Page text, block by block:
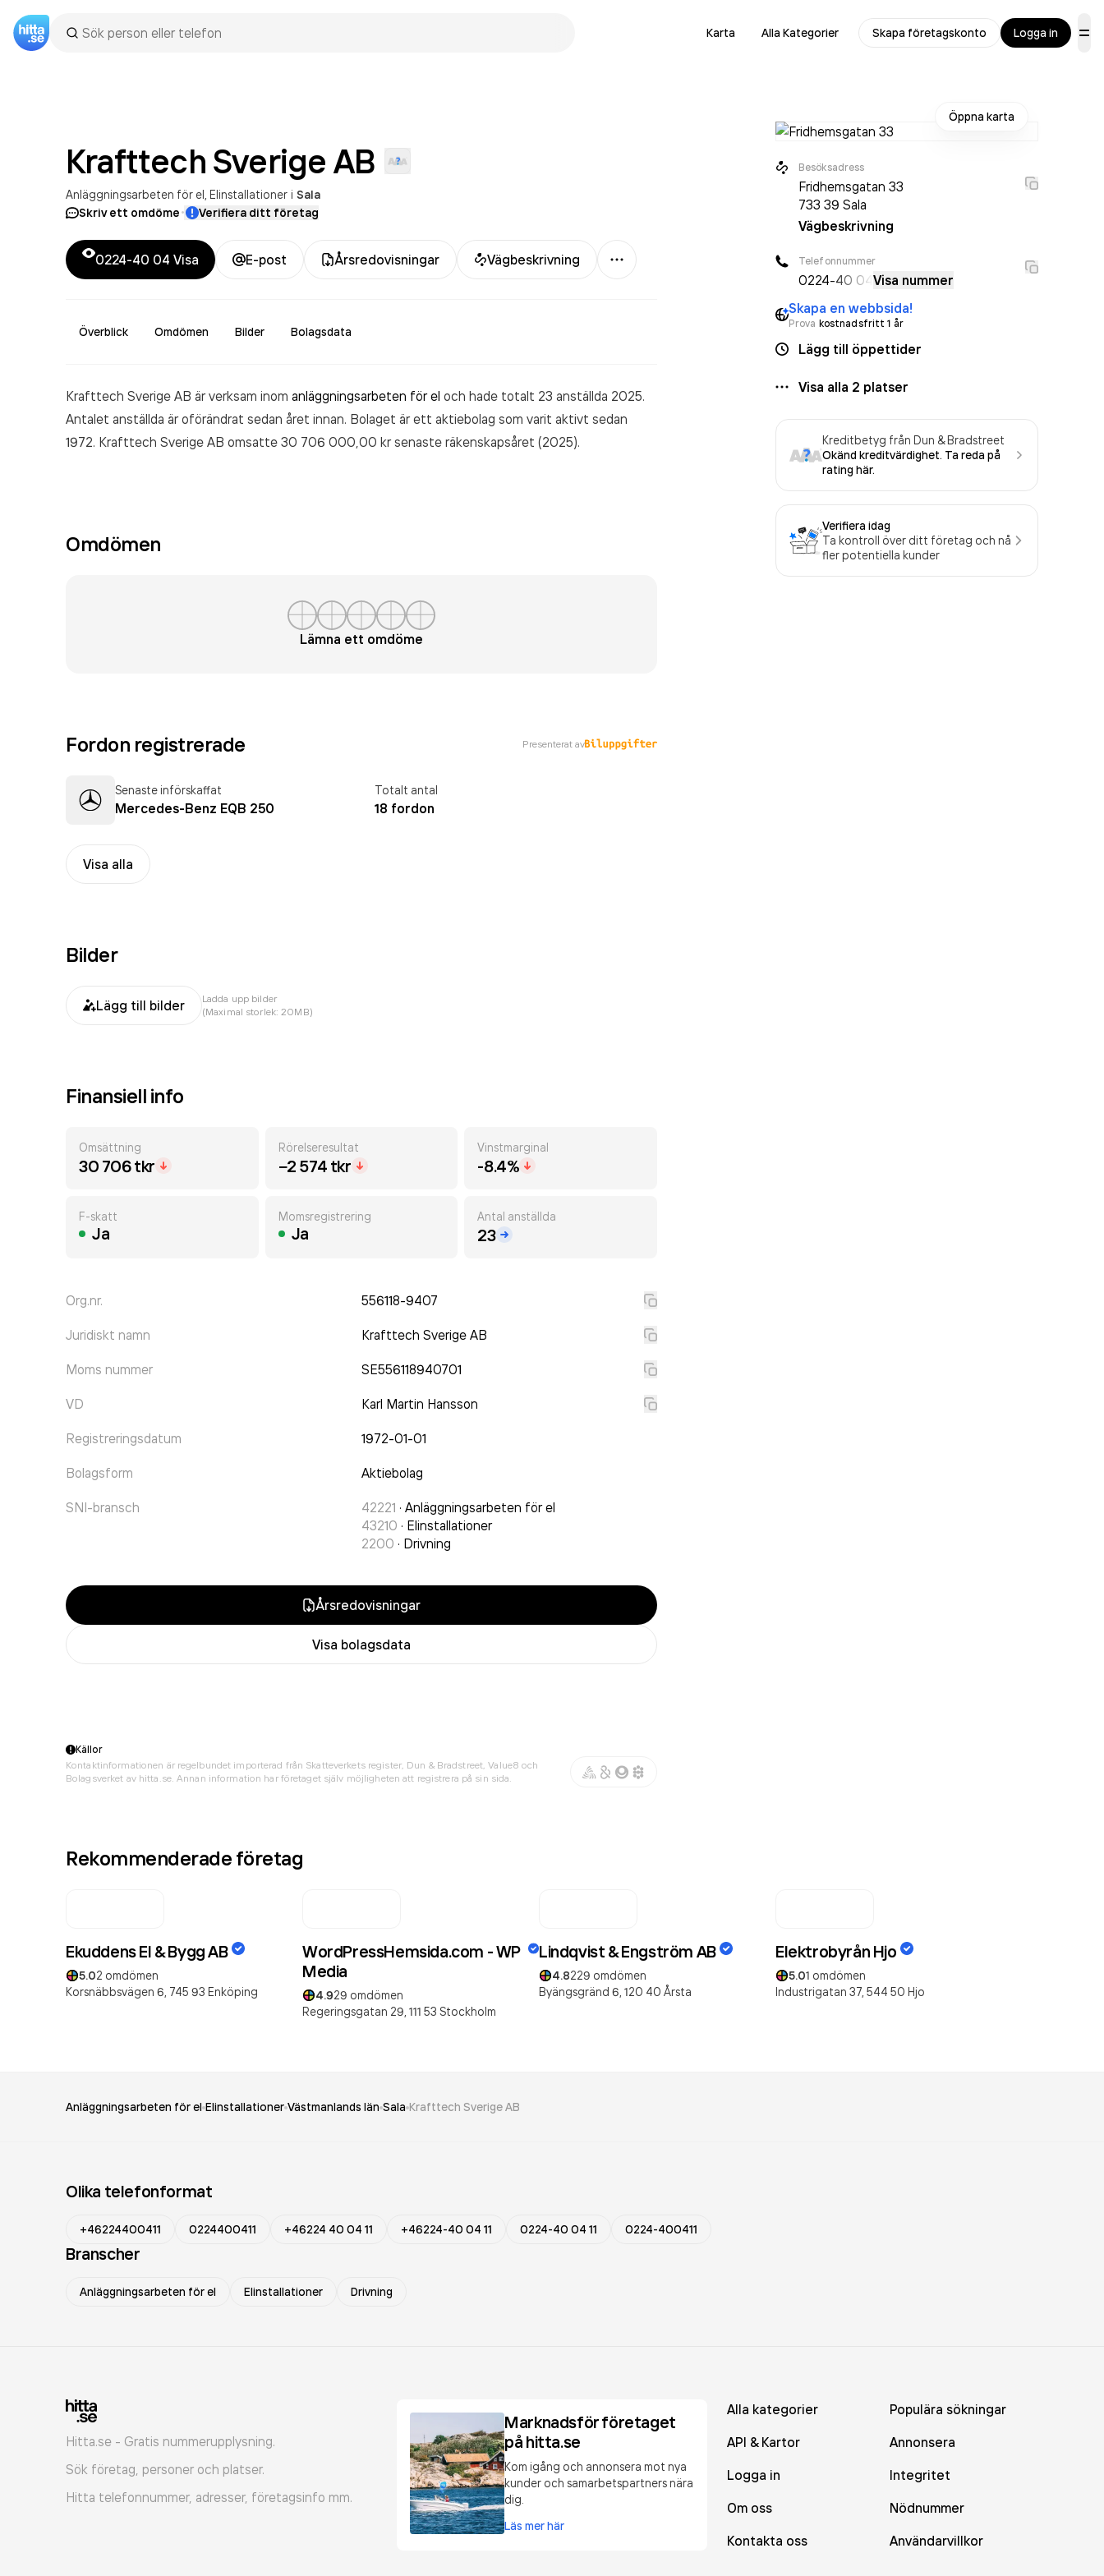
Karta Alla Kategorier Skapa företagskonto Logga in
Krafttech Sverige AB
Anläggningsarbeten för el Elinstallationer i Sala
Skriv ett omdöme· Verifiera ditt företag
0224-40 04 Visa E-post Årsredovisningar Vägbeskrivning
Mer
Överblick Omdömen Bilder Bolagsdata
Krafttech Sverige AB är verksam inom anläggningsarbeten för el och hade totalt 23 anställda 2025.
Antalet anställda är oförändrat sedan året innan. Bolaget är ett aktiebolag som varit aktivt sedan
1972. Krafttech Sverige AB omsatte 30 706 000,00 krsenaste räkenskapsåret (2025).
Omdömen
Lämna ett omdöme
Fordon registrerade Presenterat av
Senaste införskaffat
Mercedes-Benz EQB 250
Totalt antal
18 fordon
Visa alla
Bilder
Lägg till bilder
Ladda upp bilder
(Maximal storlek: 20MB)
Finansiell info
Omsättning
30 706 tkr
Rörelseresultat
−2 574 tkr
Vinstmarginal
-8.4%
F-skatt
Ja
Momsregistrering
Ja
Antal anställda
23
Org.nr. 556118-9407
Juridiskt namn Krafttech Sverige AB
Moms nummer SE556118940701
VD Karl Martin Hansson
Registreringsdatum 1972-01-01
Bolagsform Aktiebolag
SNI-bransch 42221 · Anläggningsarbeten för el
43210 · Elinstallationer
2200 · Drivning
Årsredovisningar
Visa bolagsdata
Öppna karta
Besöksadress
Fridhemsgatan 33
733 39 Sala
Vägbeskrivning
Telefonnummer
0224-40 04 Visa nummer
Skapa en webbsida!
Prova kostnadsfritt 1 år
Lägg till öppettider
Visa alla 2 platser
Kreditbetyg från Dun & Bradstreet
Okänd kreditvärdighet. Ta reda på
rating här.
Verifiera idag
Ta kontroll över ditt företag och nå
fler potentiella kunder
Källor
Kontaktinformationen är regelbundet importerad från Skatteverkets register, Dun & Bradstreet, Value8 och
Bolagsverket av hitta.se. Annan information har företaget själv möjligheten att registrera på sin sida.
Rekommenderade företag
Ekuddens El & Bygg AB
5.02 omdömen
Korsnäbbsvägen 6, 745 93 Enköping
WordPressHemsida.com​ - WP
Media
4.929 omdömen
Regeringsgatan 29, 111 53 Stockholm
Lindqvist & Engström AB
4.8229 omdömen
Byängsgränd 6, 120 40 Årsta
Elektrobyrån Hjo
5.01 omdömen
Industrigatan 37, 544 50 Hjo
Anläggningsarbeten för el Elinstallationer Västmanlands län Sala Krafttech Sverige AB
Olika telefonformat
+46224400411 0224400411 +46224 40 04 11 +46224-40 04 11 0224-40 04 11 0224-400411
Branscher
Anläggningsarbeten för el Elinstallationer Drivning
Hitta.se - Gratis nummerupplysning.
Sök företag, personer och platser.
Hitta telefonnummer, adresser, företagsinfo mm.
Marknadsför företaget
på hitta.se
Kom igång och annonsera mot nya
kunder och samarbetspartners nära
dig.
Läs mer här
Alla kategorier
Populära sökningar
API & Kartor
Annonsera
Logga in
Integritet
Om oss
Nödnummer
Kontakta oss
Användarvillkor